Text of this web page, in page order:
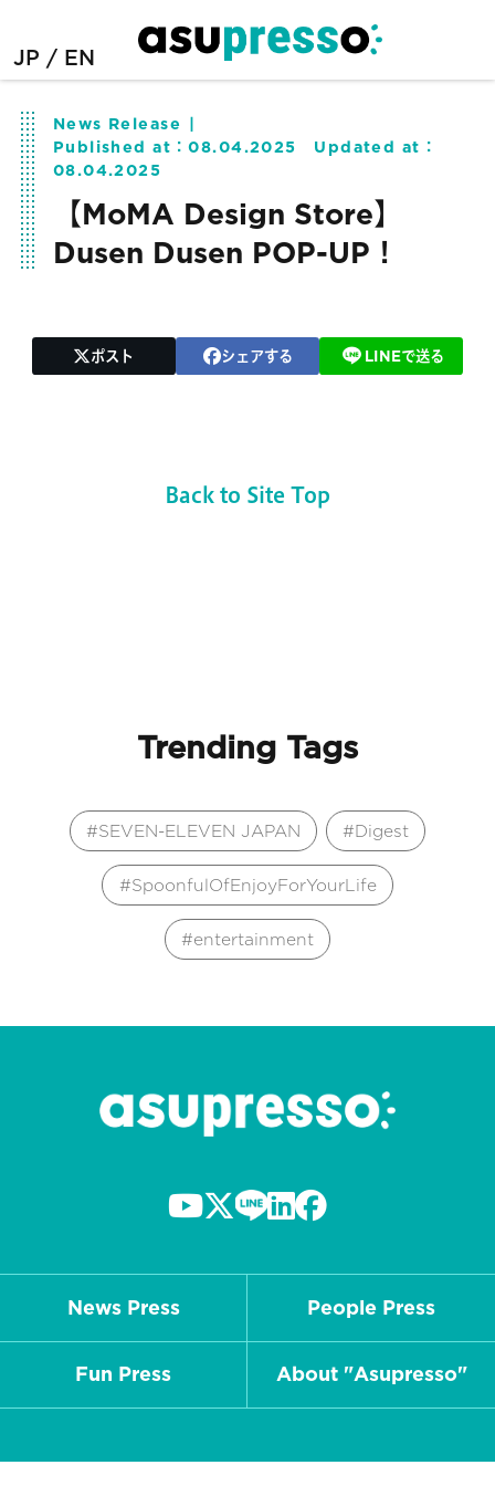
JP EN
News Release
Published at：08.04.2025
Updated at：
08.04.2025
【MoMA Design Store】
Dusen Dusen POP-UP！
ポスト シェアする LINEで送る
Back to Site Top
Trending Tags
SEVEN-ELEVEN JAPAN Digest
SpoonfulOfEnjoyForYourLife
entertainment
News Press People Press
Fun Press About "Asupresso"